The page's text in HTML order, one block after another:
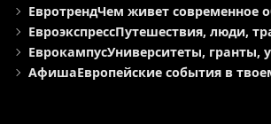
ЕвротрендЧем живет современное
ЕвроэкспрессПутешествия, люди,
ЕврокампусУниверситеты, гранты,
АфишаЕвропейские события в